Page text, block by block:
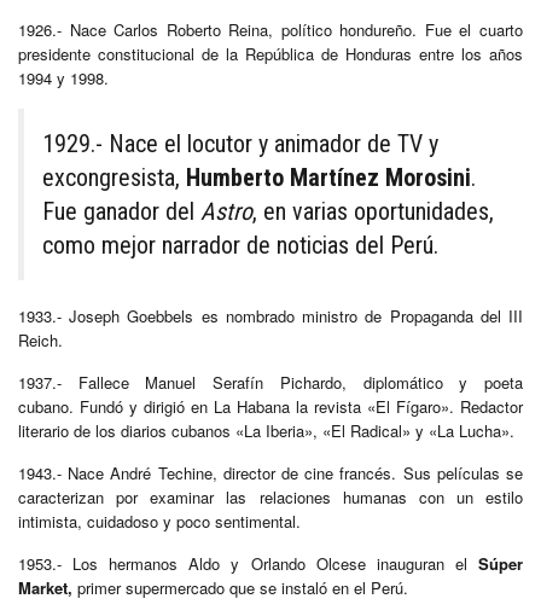
1926.- Nace Carlos Roberto Reina, político hondureño. Fue el cuarto
presidente constitucional de la República de Honduras entre los años
1994 y 1998.
1929.- Nace el locutor y animador de TV y
excongresista, Humberto Martínez Morosini.
Fue ganador del Astro, en varias oportunidades,
como mejor narrador de noticias del Perú.
1933.- Joseph Goebbels es nombrado ministro de Propaganda del III
Reich.
1937.- Fallece Manuel Serafín Pichardo, diplomático y poeta
cubano. Fundó y dirigió en La Habana la revista «El Fígaro». Redactor
literario de los diarios cubanos «La Iberia», «El Radical» y «La Lucha».
1943.- Nace André Techine, director de cine francés. Sus películas se
caracterizan por examinar las relaciones humanas con un estilo
intimista, cuidadoso y poco sentimental.
1953.- Los hermanos Aldo y Orlando Olcese inauguran el Súper
Market, primer supermercado que se instaló en el Perú.